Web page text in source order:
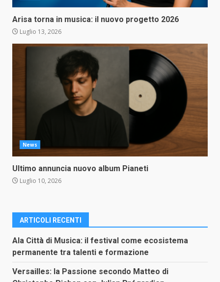
Arisa torna in musica: il nuovo progetto 2026
Luglio 13, 2026
News
Ultimo annuncia nuovo album Pianeti
Luglio 10, 2026
ARTICOLI RECENTI
Ala Città di Musica: il festival come ecosistema
permanente tra talenti e formazione
Versailles: la Passione secondo Matteo di